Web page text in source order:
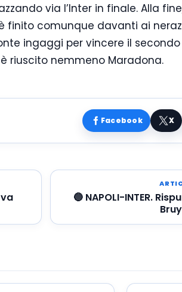
via l’Inter in finale. Alla
finito comunque davanti ai
ingaggi per vincere il
riuscito nemmeno Maradona.
Facebook X
🔵 NAPOLI-INTER.